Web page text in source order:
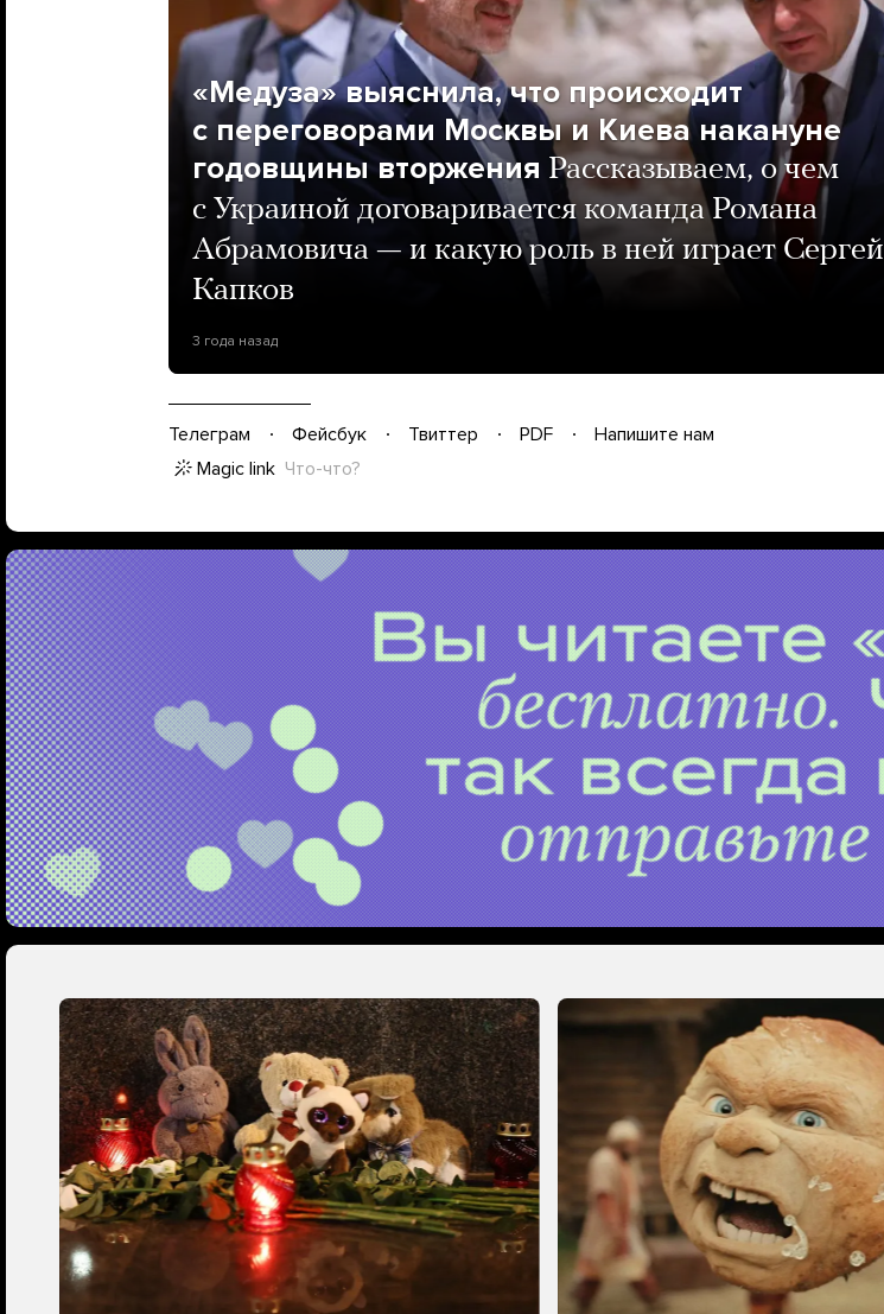
«Медуза» выяснила, что происходит
с переговорами Москвы и Киева накануне
годовщины вторжения Рассказываем, о чем
с Украиной договаривается команда Романа
Абрамовича — и какую роль в ней играет Сергей
Капков
3 года назад
Телеграм Фейсбук Твиттер PDF
Напишите нам
Magic link Что-что?